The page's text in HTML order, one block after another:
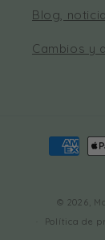
Blog,
Cambios y
Formas
© 2026,
Política de